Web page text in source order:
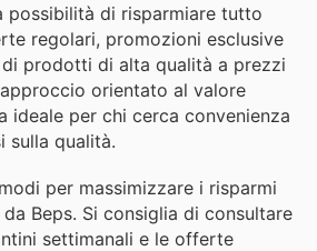
possibilità di risparmiare tutto
regolari, promozioni esclusive
prodotti di alta qualità a prezzi
orientato al valore
ideale per chi cerca convenienza
sulla qualità.
per massimizzare i risparmi
Beps. Si consiglia di consultare
settimanali e le offerte